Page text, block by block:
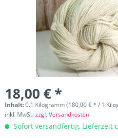
18,00 € *
Inhalt:0.1 Kilogramm (180,00 € * / 1
inkl. MwSt.zzgl. Versandkosten
Sofort versandfertig, Lieferzeit